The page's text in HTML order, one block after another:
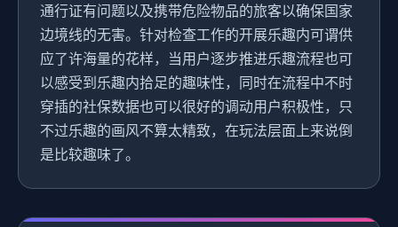
通行证有问题以及携带危险物品的旅客以确保国家
边境线的无害。针对检查工作的开展乐趣内可谓供
应了许海量的花样，当用户逐步推进乐趣流程也可
以感受到乐趣内拾足的趣味性，同时在流程中不时
穿插的社保数据也可以很好的调动用户积极性，只
不过乐趣的画风不算太精致，在玩法层面上来说倒
是比较趣味了。